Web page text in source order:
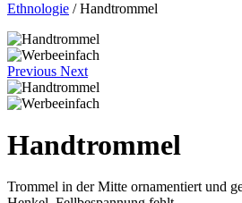
Ethnologie / Handtrommel
Previous Next
Handtrommel
Trommel in der Mitte ornamentiert und